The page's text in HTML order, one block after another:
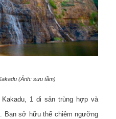
(Ảnh: sưu tầm)
Kakadu, 1 di sản trùng hợp và
Bạn sở hữu thể chiêm ngưỡng